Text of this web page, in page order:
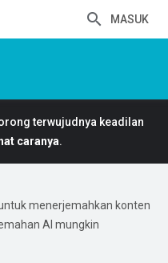
MASUK
terwujudnya keadilan
caranya.
menerjemahkan konten
AI mungkin